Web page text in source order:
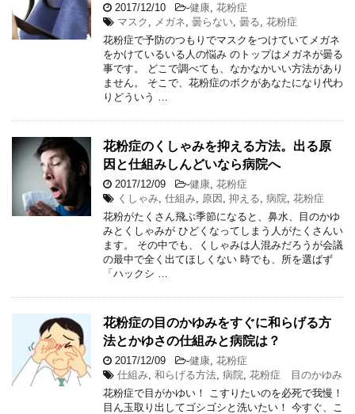
2017/12/10 -健康 花粉症
マスク
メガネ 曇らない 曇る 花粉症
花粉症で予防のつもりでマスクをつけていてメガネ
をかけているいる人の悩み のトップはメガネが曇る
事です。 どこで調べても、なかなかいい方法があり
ません。 そこで、花粉症のボクがあなたになり代わ
りどういう …
花粉症のくしゃみを抑える方法。出る原
因と仕組みしんどいなら病院へ
2017/12/09 -健康 花粉症
くしゃみ 仕組み 原因 抑える 病院 花粉症
花粉がたくさん飛ぶ季節になると、鼻水、目のかゆ
みとくしゃみが ひどくなってしまう人がたくさんい
ます。 その中でも、くしゃみは人混みだろうが会議
の最中で全く出てほしくない 時でも、所を選ばず
「ハックシ …
花粉症の目のかゆみをすぐに和らげる方
法とかゆさの仕組みと病院は？
2017/12/09 -健康 花粉症
仕組み 和らげる方法 病院 花粉症 目のかゆみ
花粉症で目がかゆい！ こすりたいのを必死で我慢！
目ん玉取り出してゴシゴシと洗いたい！ 今すぐ、こ